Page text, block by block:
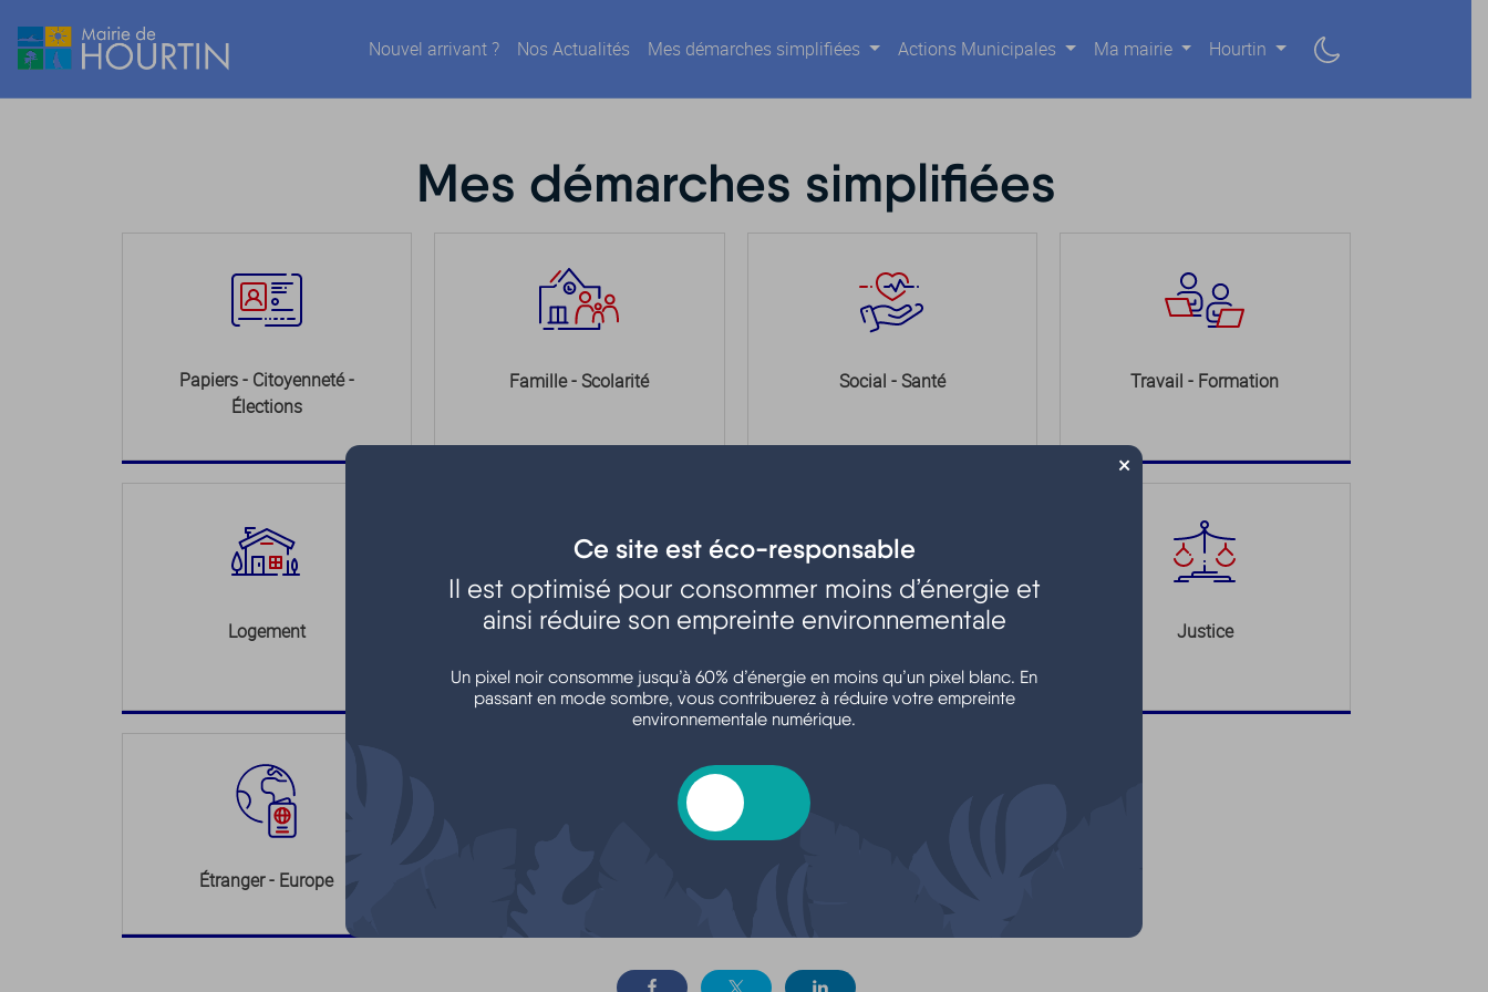
Nouvel arrivant ? Nos Actualités Mes démarches simplifiées Actions Municipales Ma mairie Hourtin
Mes démarches simplifiées
Papiers - Citoyenneté -
Élections
Famille - Scolarité Social - Santé Travail - Formation
Logement Transports - Mobilité
Argent - Impôts -
Justice
Étranger - Europe
Ce site est éco-responsable
Il est optimisé pour consommer moins d’énergie et
ainsi réduire son empreinte environnementale
Un pixel noir consomme jusqu’à 60% d’énergie en moins qu’un pixel blanc. En
passant en mode sombre, vous contribuerez à réduire votre empreinte
environnementale numérique.
×